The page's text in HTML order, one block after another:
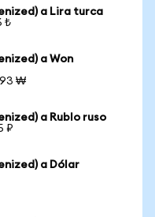
a Lira turca
₺
a Won
₩
a Rublo ruso
₽
a Dólar